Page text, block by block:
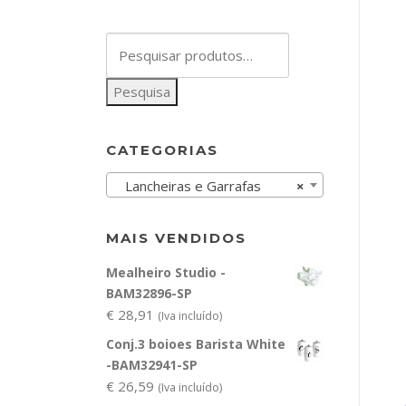
por:
Pesquisa
CATEGORIAS
×
Lancheiras e Garrafas
MAIS VENDIDOS
Mealheiro Studio -
BAM32896-SP
€ 28,91 (Iva incluído)
Conj.3 boioes Barista White
-BAM32941-SP
€ 26,59 (Iva incluído)